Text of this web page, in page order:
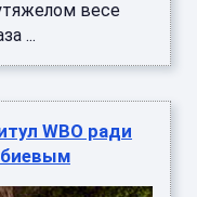
весе
...
WBO ради